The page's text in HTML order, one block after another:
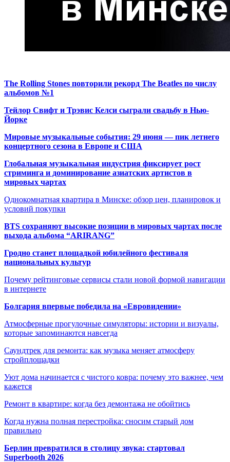
The Rolling Stones повторили рекорд The Beatles по числу
альбомов №1
Тейлор Свифт и Трэвис Келси сыграли свадьбу в Нью-
Йорке
Мировые музыкальные события: 29 июня — пик летнего
концертного сезона в Европе и США
Глобальная музыкальная индустрия фиксирует рост
стриминга и доминирование азиатских артистов в
мировых чартах
Однокомнатная квартира в Минске: обзор цен, планировок и
условий покупки
BTS сохраняют высокие позиции в мировых чартах после
выхода альбома “ARIRANG”
Гродно станет площадкой юбилейного фестиваля
национальных культур
Почему рейтинговые сервисы стали новой формой навигации
в интернете
Болгария впервые победила на «Евровидении»
Атмосферные прогулочные симуляторы: истории и визуалы,
которые запоминаются навсегда
Саундтрек для ремонта: как музыка меняет атмосферу
стройплощадки
Уют дома начинается с чистого ковра: почему это важнее, чем
кажется
Ремонт в квартире: когда без демонтажа не обойтись
Когда нужна полная перестройка: сносим старый дом
правильно
Берлин превратился в столицу звука: стартовал
Superbooth 2026